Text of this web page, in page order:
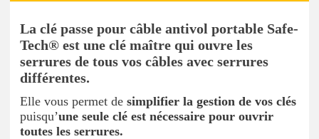
La clé passe pour câble antivol portable Safe-
Tech® est une clé maître qui ouvre les
serrures de tous vos câbles avec serrures
différentes.
Elle vous permet de simplifier la gestion de vos clés
puisqu’une seule clé est nécessaire pour ouvrir
toutes les serrures.